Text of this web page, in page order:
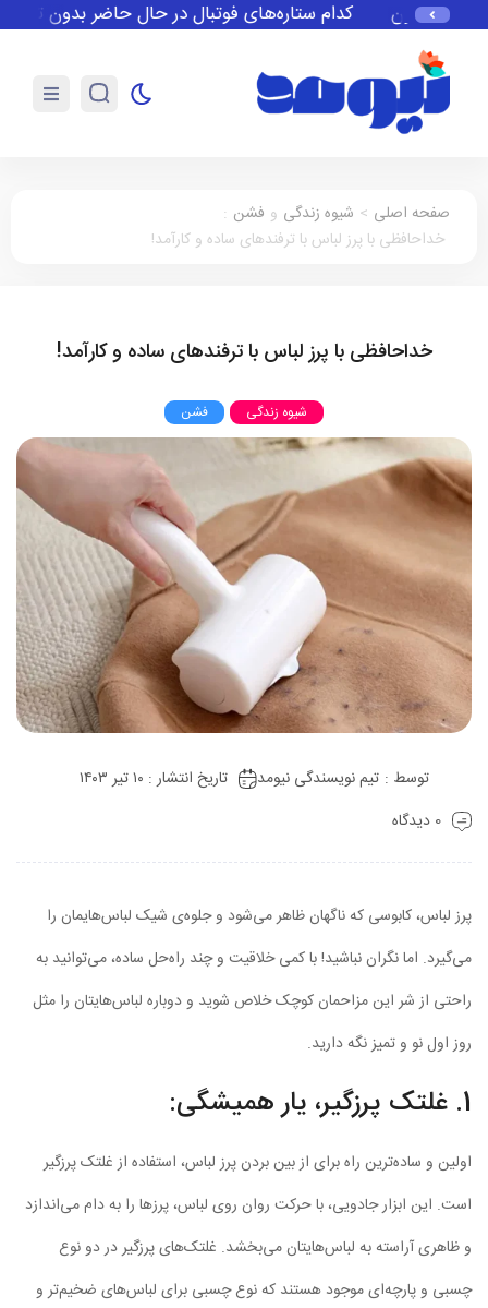
استون کدام ستاره‌های فوتبال در حال حاضر بدون تیم
صفحه اصلی > شیوه زندگی و فشن :
خداحافظی با پرز لباس با ترفندهای ساده و کارآمد!
خداحافظی با پرز لباس با ترفندهای ساده و کارآمد!
شیوه زندگی فشن
توسط : تیم نویسندگی نیومد
تاریخ انتشار : ۱۰ تیر ۱۴۰۳
0 دیدگاه
پرز لباس، کابوسی که ناگهان ظاهر می‌شود و جلوه‌ی شیک لباس‌هایمان را
می‌گیرد. اما نگران نباشید! با کمی خلاقیت و چند راه‌حل ساده، می‌توانید به
راحتی از شر این مزاحمان کوچک خلاص شوید و دوباره لباس‌هایتان را مثل
روز اول نو و تمیز نگه دارید.
1. غلتک پرزگیر، یار همیشگی:
اولین و ساده‌ترین راه برای از بین بردن پرز لباس، استفاده از غلتک پرزگیر
است. این ابزار جادویی، با حرکت روان روی لباس، پرزها را به دام می‌اندازد
و ظاهری آراسته به لباس‌هایتان می‌بخشد. غلتک‌های پرزگیر در دو نوع
چسبی و پارچه‌ای موجود هستند که نوع چسبی برای لباس‌های ضخیم‌تر و